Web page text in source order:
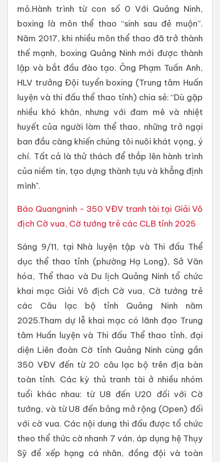
mỏ.Hành trình từ con số 0 Với Quảng Ninh,
boxing là môn thể thao “sinh sau đẻ muộn”.
Năm 2017, khi nhiều môn thể thao đã trở thành
thế mạnh, boxing Quảng Ninh mới được thành
lập và bắt đầu đào tạo. Ông Phạm Tuấn Anh,
HLV trưởng Đội tuyển boxing (Trung tâm Huấn
luyện và thi đấu thể thao tỉnh) chia sẻ: “Dù gặp
nhiều khó khăn, nhưng với đam mê và nhiệt
huyết của người làm thể thao, những trở ngại
ban đầu càng khiến chúng tôi nuôi khát vọng, ý
chí. Tất cả là thử thách để thắp lên hành trình
của niềm tin, tạo dựng thành tựu và khẳng định
mình".
Báo Quangninh - 350 VĐV tranh tài tại Giải Vô
địch Cờ vua, Cờ tướng trẻ các CLB tỉnh 2025
Sáng 9/11, tại Nhà luyện tập và Thi đấu Thể
dục thể thao tỉnh (phường Hạ Long), Sở Văn
hóa, Thể thao và Du lịch Quảng Ninh tổ chức
khai mạc Giải Vô địch Cờ vua, Cờ tướng trẻ
các Câu lạc bộ tỉnh Quảng Ninh năm
2025.Tham dự lễ khai mạc có lãnh đạo Trung
tâm Huấn luyện và Thi đấu Thể thao tỉnh, đại
diện Liên đoàn Cờ tỉnh Quảng Ninh cùng gần
350 VĐV đến từ 20 câu lạc bộ trên địa bàn
toàn tỉnh. Các kỳ thủ tranh tài ở nhiều nhóm
tuổi khác nhau: từ U8 đến U20 đối với Cờ
tướng, và từ U8 đến bảng mở rộng (Open) đối
với cờ vua. Các nội dung thi đấu được tổ chức
theo thể thức cờ nhanh 7 ván, áp dụng hệ Thụy
Sỹ để xếp hạng cá nhân, đồng đội và toàn